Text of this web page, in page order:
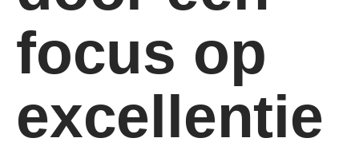
focus op
excellentie